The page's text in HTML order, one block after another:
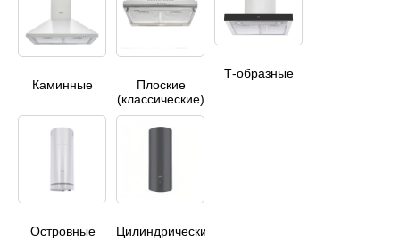
Каминные
Плоские
(классические)
Т-образные
Островные Цилиндрические